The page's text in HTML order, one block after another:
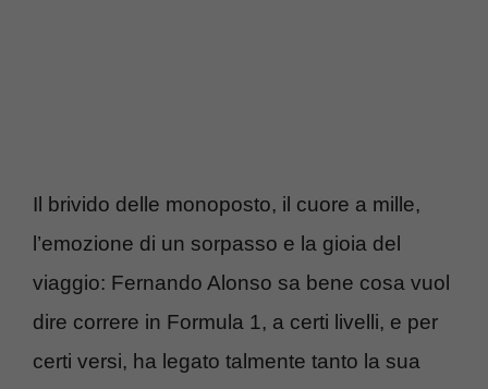
Il brivido delle monoposto, il cuore a mille,
l’emozione di un sorpasso e la gioia del
viaggio: Fernando Alonso sa bene cosa vuol
dire correre in Formula 1, a certi livelli, e per
certi versi, ha legato talmente tanto la sua